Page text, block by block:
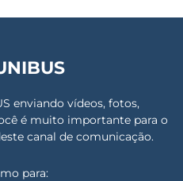
enviando vídeos, fotos,
é muito importante para o
canal de comunicação.
para: